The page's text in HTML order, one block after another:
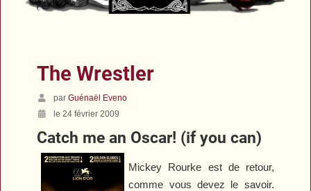
The Wrestler
parGuénaël Eveno
le 24 février 2009
Catch me an Oscar! (if you can)
Mickey Rourke est de retour,
comme vous devez le savoir.